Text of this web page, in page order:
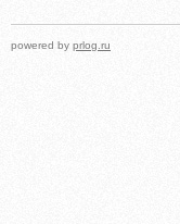
powered by prlog.ru